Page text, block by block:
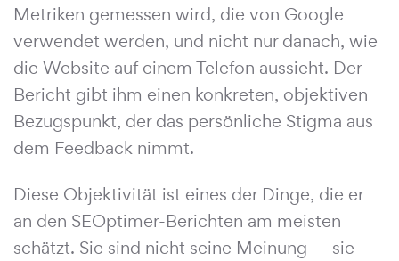
Metriken gemessen wird, die von Google
verwendet werden, und nicht nur danach, wie
die Website auf einem Telefon aussieht. Der
Bericht gibt ihm einen konkreten, objektiven
Bezugspunkt, der das persönliche Stigma aus
dem Feedback nimmt.
Diese Objektivität ist eines der Dinge, die er
an den SEOptimer-Berichten am meisten
schätzt. Sie sind nicht seine Meinung — sie